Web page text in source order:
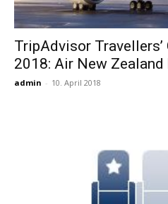
TripAdvisor
2018: Air New Zealand
admin - 10. April 2018